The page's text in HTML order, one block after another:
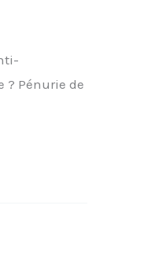
? Pénurie de